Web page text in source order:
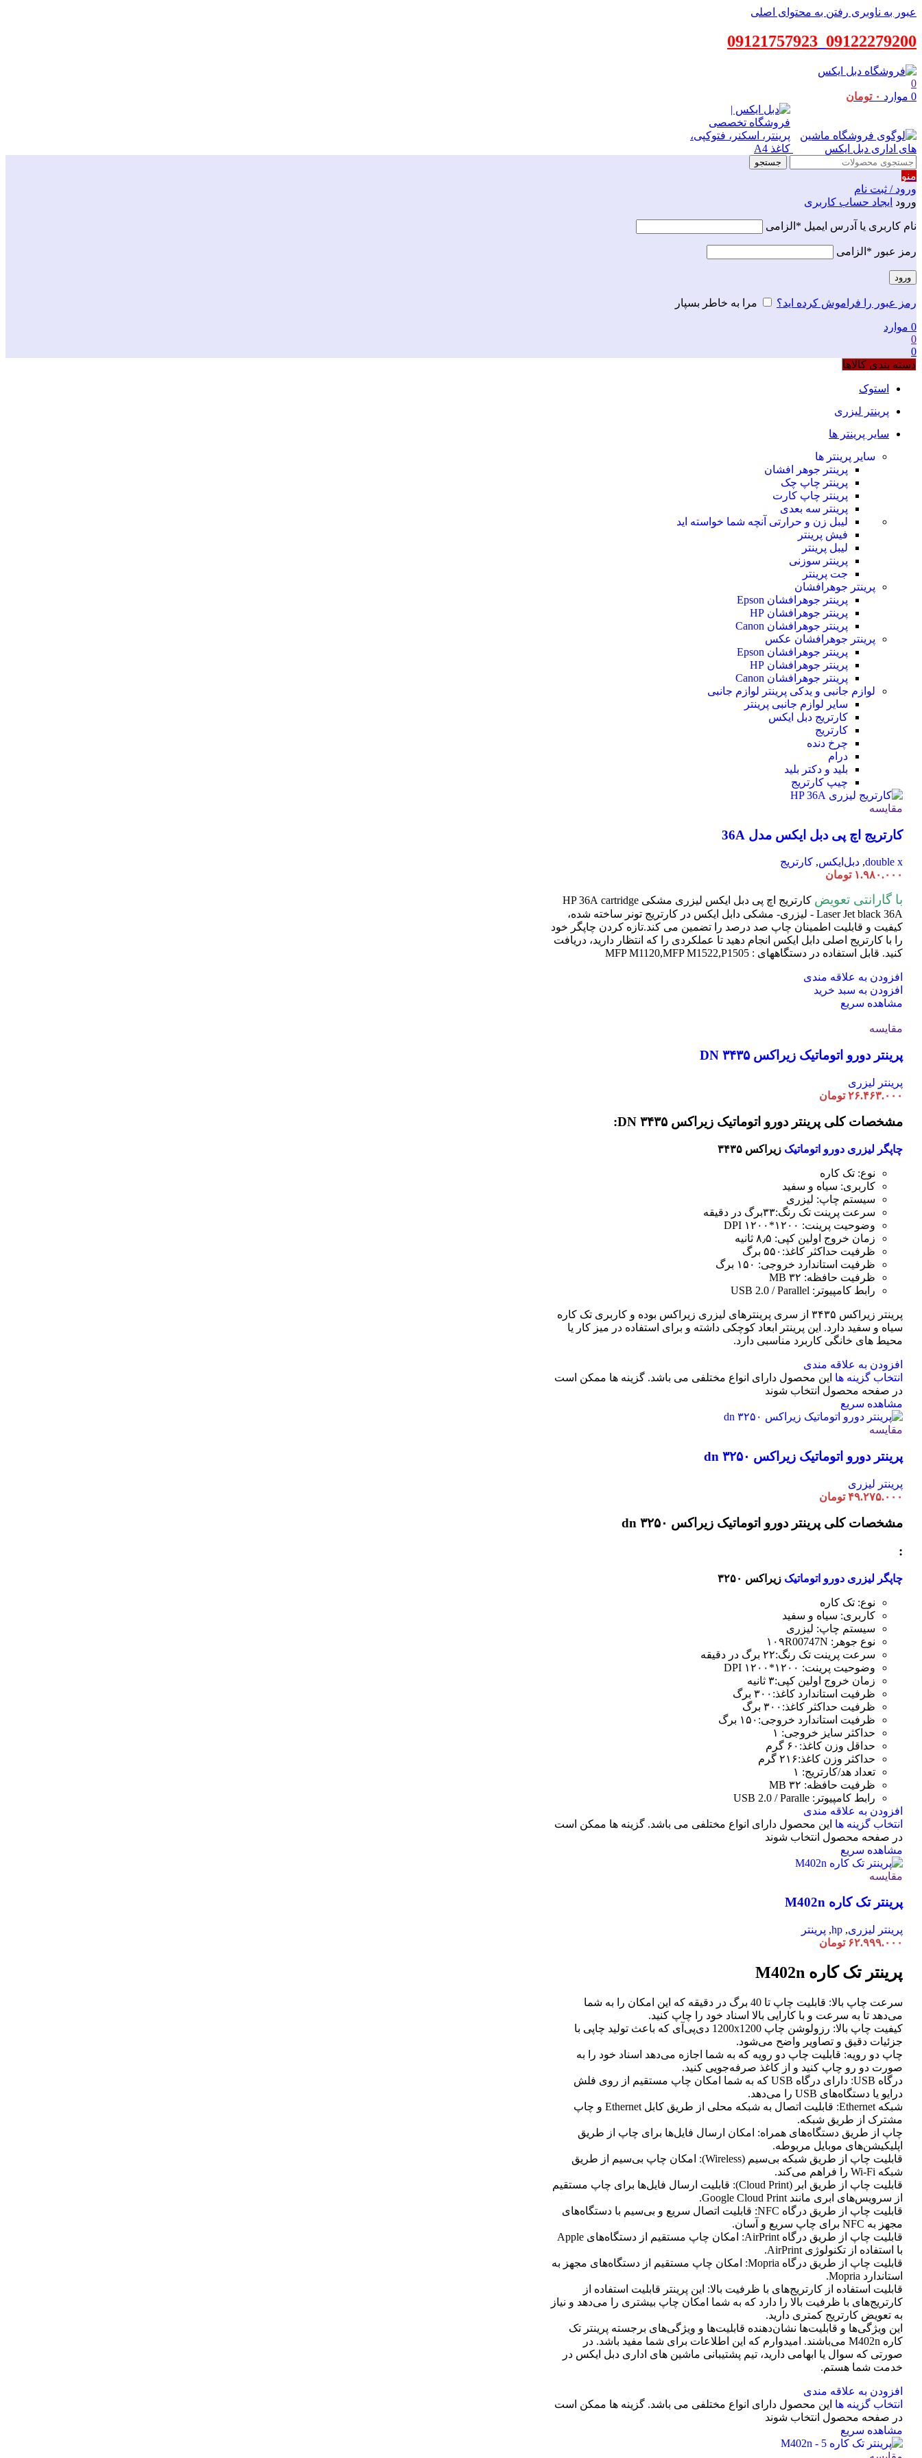
عبور به ناوبری رفتن به محتوای اصلی
09122279200
09121757923
0
0 موارد ۰ تومان
جستجو
منو
ورود / ثبت نام
ورود ایجاد حساب کاربری
نام کاربری یا آدرس ایمیل * الزامی
رمز عبور * الزامی
ورود
رمز عبور را فراموش کرده اید؟ مرا به خاطر بسپار
0 موارد
0
0
دسته بندی کالاها
استوک
پرینتر لیزری
سایر پرینتر ها
سایر پرینتر ها
پرینتر جوهر افشان
پرینتر چاپ چک
پرینتر چاپ کارت
پرینتر سه بعدی
لیبل زن و حرارتی آنچه شما خواسته اید
فیش پرینتر
لیبل پرینتر
پرینتر سوزنی
جت پرینتر
پرینتر جوهرافشان
پرینتر جوهرافشان Epson
پرینتر جوهرافشان HP
پرینتر جوهرافشان Canon
پرینتر جوهرافشان عکس
پرینتر جوهرافشان Epson
پرینتر جوهرافشان HP
پرینتر جوهرافشان Canon
لوازم جانبی و یدکی پرینتر لوازم جانبی
سایر لوازم جانبی پرینتر
کارتریج دبل ایکس
کارتریج
چرخ دنده
درام
بلید و دکتر بلید
چیپ کارتریج
مقایسه
کارتریج اچ پی دبل ایکس مدل 36A
double x
, دبل‌ایکس, کارتریج
۱.۹۸۰.۰۰۰ تومان
با گارانتی تعویض کارتریج اچ پی دبل ایکس لیزری مشکی HP 36A cartridge
Laser Jet black 36A - لیزری- مشکی دابل ایکس در کارتریج تونر ساخته شده،
کیفیت و قابلیت اطمینان چاپ صد درصد را تضمین می کند.تازه کردن چاپگر خود
را با کارتریج اصلی دابل ایکس انجام دهید تا عملکردی را که انتظار دارید، دریافت
کنید. قابل استفاده در دستگاههای : MFP M1120,MFP M1522,P1505
افزودن به علاقه مندی
افزودن به سبد خرید
مشاهده سریع
مقایسه
پرینتر دورو اتوماتیک زیراکس DN ۳۴۳۵
پرینتر لیزری
۲۶.۴۶۳.۰۰۰ تومان
مشخصات کلی پرینتر دورو اتوماتیک زیراکس DN ۳۴۳۵:
چاپگر لیزری دورو اتوماتیک زیراکس ۳۴۳۵
نوع: تک کاره
کاربری: سیاه و سفید
سیستم چاپ: لیزری
سرعت پرینت تک رنگ:۳۳برگ در دقیقه
وضوحیت پرینت: ۱۲۰۰*۱۲۰۰ DPI
زمان خروج اولین کپی: ۸٫۵ ثانیه
ظرفیت حداکثر کاغذ:۵۵۰ برگ
ظرفیت استاندارد خروجی: ۱۵۰ برگ
ظرفیت حافظه: ۳۲ MB
رابط کامپیوتر: USB 2.0 / Parallel
پرینتر زیراکس ۳۴۳۵ از سری پرینترهای لیزری زیراکس بوده و کاربری تک کاره
سیاه و سفید دارد. این پرینتر ابعاد کوچکی داشته و برای استفاده در میز کار یا
محیط های خانگی کاربرد مناسبی دارد.
افزودن به علاقه مندی
انتخاب گزینه ها این محصول دارای انواع مختلفی می باشد. گزینه ها ممکن است
در صفحه محصول انتخاب شوند
مشاهده سریع
مقایسه
پرینتر دورو اتوماتیک زیراکس dn ۳۲۵۰
پرینتر لیزری
۴۹.۲۷۵.۰۰۰ تومان
مشخصات کلی پرینتر دورو اتوماتیک زیراکس dn ۳۲۵۰
:
چاپگر لیزری دورو اتوماتیک زیراکس ۳۲۵۰
نوع: تک کاره
کاربری: سیاه و سفید
سیستم چاپ: لیزری
نوع جوهر: ۱۰۹R00747N
سرعت پرینت تک رنگ:۲۲ برگ در دقیقه
وضوحیت پرینت: ۱۲۰۰*۱۲۰۰ DPI
زمان خروج اولین کپی:۳ ثانیه
ظرفیت استاندارد کاغذ:۳۰۰ برگ
ظرفیت حداکثر کاغذ:۳۰۰ برگ
ظرفیت استاندارد خروجی:۱۵۰ برگ
حداکثر سایز خروجی: ۱
حداقل وزن کاغذ:۶۰ گرم
حداکثر وزن کاغذ:۲۱۶ گرم
تعداد هد/کارتریج: ۱
ظرفیت حافظه: ۳۲ MB
رابط کامپیوتر: USB 2.0 / Paralle
افزودن به علاقه مندی
انتخاب گزینه ها این محصول دارای انواع مختلفی می باشد. گزینه ها ممکن است
در صفحه محصول انتخاب شوند
مشاهده سریع
مقایسه
پرینتر تک کاره M402n
پرینتر لیزری,
hp
, پرینتر
۶۲.۹۹۹.۰۰۰ تومان
پرینتر تک کاره M402n
سرعت چاپ بالا: قابلیت چاپ تا 40 برگ در دقیقه که این امکان را به شما
می‌دهد تا به سرعت و با کارایی بالا اسناد خود را چاپ کنید.
کیفیت چاپ بالا: رزولوشن چاپ 1200x1200 دی‌پی‌آی که باعث تولید چاپی با
جزئیات دقیق و تصاویر واضح می‌شود.
چاپ دو رویه: قابلیت چاپ دو رویه که به شما اجازه می‌دهد اسناد خود را به
صورت دو رو چاپ کنید و از کاغذ صرفه‌جویی کنید.
درگاه USB: دارای درگاه USB که به شما امکان چاپ مستقیم از روی فلش
درایو یا دستگاه‌های USB را می‌دهد.
شبکه Ethernet: قابلیت اتصال به شبکه محلی از طریق کابل Ethernet و چاپ
مشترک از طریق شبکه.
چاپ از طریق دستگاه‌های همراه: امکان ارسال فایل‌ها برای چاپ از طریق
اپلیکیشن‌های موبایل مربوطه.
قابلیت چاپ از طریق شبکه بی‌سیم (Wireless): امکان چاپ بی‌سیم از طریق
شبکه Wi-Fi را فراهم می‌کند.
قابلیت چاپ از طریق ابر (Cloud Print): قابلیت ارسال فایل‌ها برای چاپ مستقیم
از سرویس‌های ابری مانند Google Cloud Print.
قابلیت چاپ از طریق درگاه NFC: قابلیت اتصال سریع و بی‌سیم با دستگاه‌های
مجهز به NFC برای چاپ سریع و آسان.
قابلیت چاپ از طریق درگاه AirPrint: امکان چاپ مستقیم از دستگاه‌های Apple
با استفاده از تکنولوژی AirPrint.
قابلیت چاپ از طریق درگاه Mopria: امکان چاپ مستقیم از دستگاه‌های مجهز به
استاندارد Mopria.
قابلیت استفاده از کارتریج‌های با ظرفیت بالا: این پرینتر قابلیت استفاده از
کارتریج‌های با ظرفیت بالا را دارد که به شما امکان چاپ بیشتری را می‌دهد و نیاز
به تعویض کارتریج کمتری دارید.
این ویژگی‌ها و قابلیت‌ها نشان‌دهنده قابلیت‌ها و ویژگی‌های برجسته پرینتر تک
کاره M402n می‌باشند. امیدوارم که این اطلاعات برای شما مفید باشد. در
صورتی که سوال یا ابهامی دارید، تیم پشتیبانی ماشین های اداری دبل ایکس در
خدمت شما هستم.
افزودن به علاقه مندی
انتخاب گزینه ها این محصول دارای انواع مختلفی می باشد. گزینه ها ممکن است
در صفحه محصول انتخاب شوند
مشاهده سریع